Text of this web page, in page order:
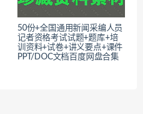
50份+全国通用新闻采编人员
记者资格考试试题+题库+培
训资料+试卷+讲义要点+课件
PPT/DOC文档百度网盘合集